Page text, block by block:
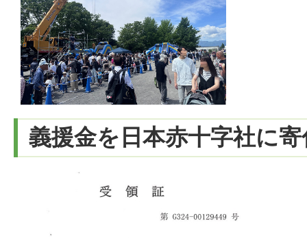
義援金を日本赤十字社に